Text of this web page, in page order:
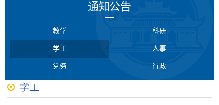
通知公告
教学 科研
学工 人事
党务 行政
学工